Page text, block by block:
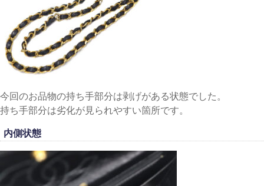
今回のお品物の持ち手部分は剥げがある状態でした。
持ち手部分は劣化が見られやすい箇所です。
内側状態